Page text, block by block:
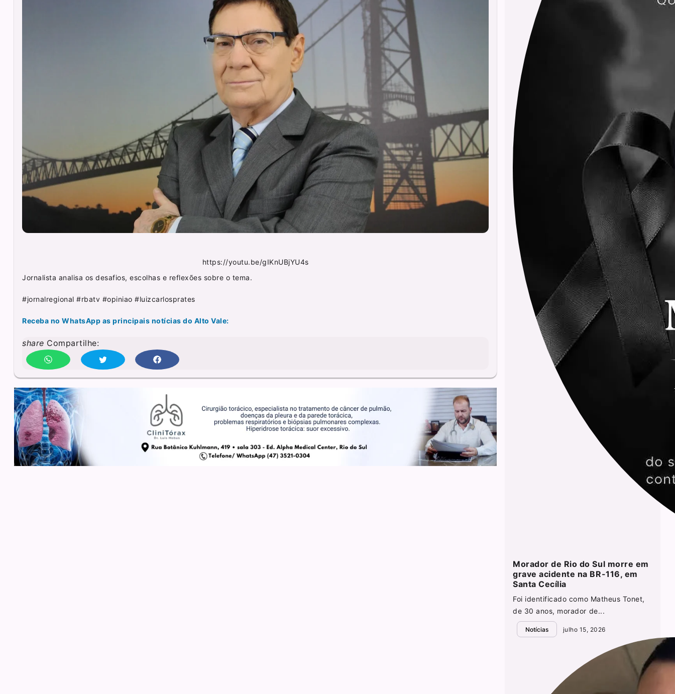
https://youtu.be/gIKnUBjYU4s
Jornalista analisa os desafios, escolhas e reflexões sobre o tema.
#jornalregional #rbatv #opiniao #luizcarlosprates
Receba no WhatsApp as principais notícias do Alto Vale:
share Compartilhe:
Morador de Rio do Sul morre em
grave acidente na BR-116, em
Santa Cecília
Foi identificado como Matheus Tonet,
de 30 anos, morador de...
Notícias julho 15, 2026